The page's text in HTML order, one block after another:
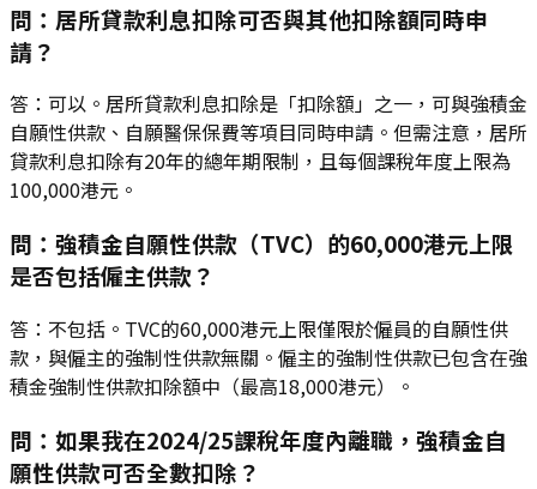
問：居所貸款利息扣除可否與其他扣除額同時申
請？
答：可以。居所貸款利息扣除是「扣除額」之一，可與強積金
自願性供款、自願醫保保費等項目同時申請。但需注意，居所
貸款利息扣除有20年的總年期限制，且每個課稅年度上限為
100,000港元。
問：強積金自願性供款（TVC）的60,000港元上限
是否包括僱主供款？
答：不包括。TVC的60,000港元上限僅限於僱員的自願性供
款，與僱主的強制性供款無關。僱主的強制性供款已包含在強
積金強制性供款扣除額中（最高18,000港元）。
問：如果我在2024/25課稅年度內離職，強積金自
願性供款可否全數扣除？